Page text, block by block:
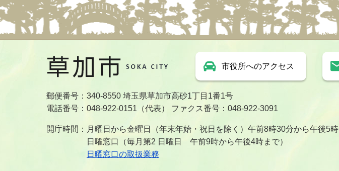
郵便番号：340-8550 埼玉県草加市高砂1丁目1番1号
電話番号：048-922-0151（代表） ファクス番号：048-922-3091
開庁時間：月曜日から金曜日（年末年始・祝日を除く）午前8時30分から午後5時
日曜窓口（毎月第2 日曜日 午前9時から午後4時まで）
日曜窓口の取扱業務
市役所へのアクセス